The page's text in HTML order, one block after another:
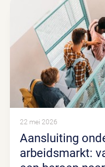
Aansluiting onderwijs en
arbeidsmarkt:
22 mei 2026